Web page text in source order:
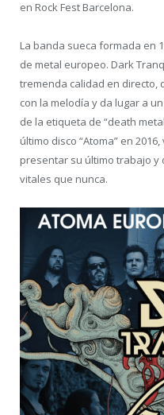
en Rock Fest Barcelona.
La banda sueca formada en
de metal europeo. Dark
tremenda calidad en directo,
con la melodía y da lugar a
de la etiqueta de “death
último disco “Atoma” en
presentar su último trabajo
vitales que nunca.